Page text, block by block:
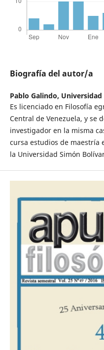
Biografía del autor/a
Pablo Galindo, Universidad
Es licenciado en Filosofía
Central de Venezuela, y se
investigador en la misma
cursa estudios de maestría
la Universidad Simón